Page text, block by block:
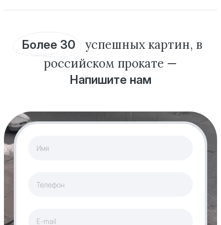
Более 30 успешных картин, в
российском прокате —
Напишите нам